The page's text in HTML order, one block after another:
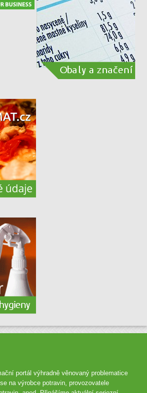
portál výhradně věnovaný problematice
na výrobce potravin, provozovatele